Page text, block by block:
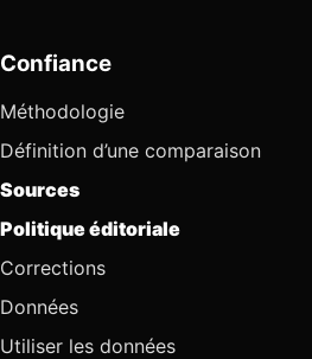
Confiance
Méthodologie
Définition d’une comparaison
Sources
Politique éditoriale
Corrections
Données
Utiliser les données